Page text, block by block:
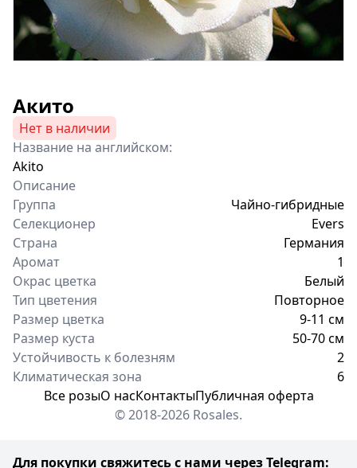
Акито
Нет в наличии
Название на английском:
Akito
Описание
Группа
Чайно-гибридные
Селекционер
Evers
Страна
Германия
Аромат
1
Окрас цветка
Белый
Тип цветения
Повторное
Размер цветка
9-11 см
Размер куста
50-70 см
Устойчивость к болезням
2
Климатическая зона
6
Для покупки свяжитесь с нами через Telegram:
Все розыО насКонтактыПубличная оферта
© 2018-2026 Rosales.